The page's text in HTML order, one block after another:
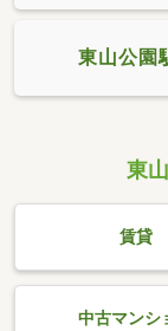
東山公園
東
賃貸
中古マンシ